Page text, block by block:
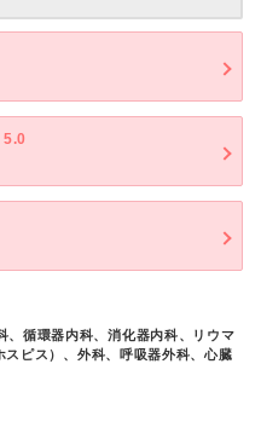
5.0
、循環器内科、消化器内科、リウマ
ピス）、外科、呼吸器外科、心臓